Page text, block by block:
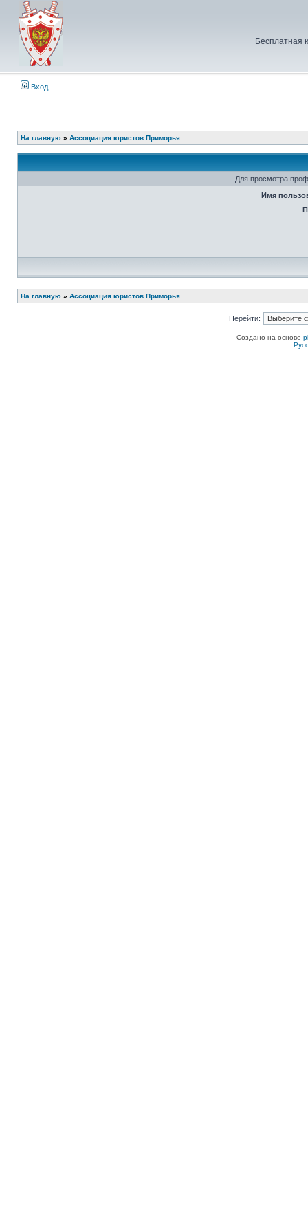
Бесплатная
Вход
На главную » Ассоциация юристов Приморья
Для просмотра
Имя
На главную » Ассоциация юристов Приморья
Перейти:
Создано на основе